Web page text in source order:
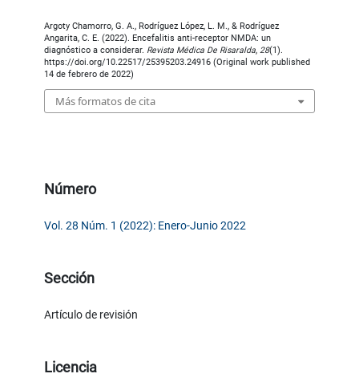
Argoty Chamorro, G. A., Rodríguez López, L. M., & Rodríguez
Angarita, C. E. (2022). Encefalitis anti-receptor NMDA: un
diagnóstico a considerar. Revista Médica De Risaralda,28(1).
https://doi.org/10.22517/25395203.24916 (Original work published
14 de febrero de 2022)
Más formatos de cita
Número
Vol. 28 Núm. 1 (2022): Enero-Junio 2022
Sección
Artículo de revisión
Licencia